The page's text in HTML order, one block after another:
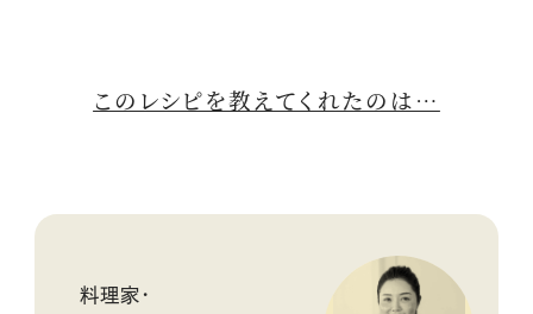
このレシピを教えてくれたのは…
料理家・